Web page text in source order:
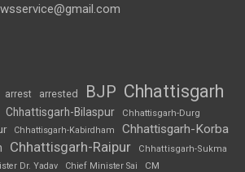
arrest arrested BJP Chhattisgarh
Chhattisgarh-Bilaspur Chhattisgarh-Durg
Chhattisgarh-Kabirdham Chhattisgarh-Korba
Chhattisgarh-Raipur
Chhattisgarh-Sukma
Dr. Yadav Chief Minister Sai CM